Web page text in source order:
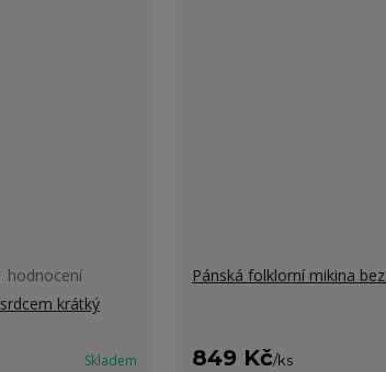
hodnocení
krátký
Skladem
Pánská folklorní mikina
849 Kč/ks